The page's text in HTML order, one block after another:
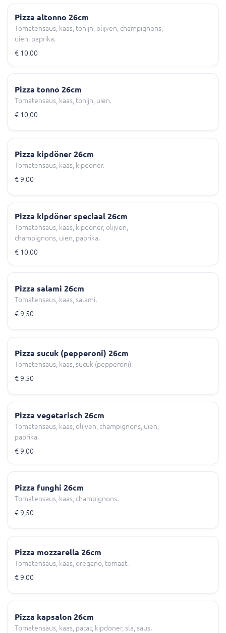
Pizza altonno 26cm
Tomatensaus, kaas, tonijn, olijven, champignons,
uien, paprika.
€ 10,00
Pizza tonno 26cm
Tomatensaus, kaas, tonijn, uien.
€ 10,00
Pizza kipdöner 26cm
Tomatensaus, kaas, kipdoner.
€ 9,00
Pizza kipdöner speciaal 26cm
Tomatensaus, kaas, kipdoner, olijven,
champignons, uien, paprika.
€ 10,00
Pizza salami 26cm
Tomatensaus, kaas, salami.
€ 9,50
Pizza sucuk (pepperoni) 26cm
Tomatensaus, kaas, sucuk (pepperoni).
€ 9,50
Pizza vegetarisch 26cm
Tomatensaus, kaas, olijven, champignons, uien,
paprika.
€ 9,00
Pizza funghi 26cm
Tomatensaus, kaas, champignons.
€ 9,50
Pizza mozzarella 26cm
Tomatensaus, kaas, oregano, tomaat.
€ 9,00
Pizza kapsalon 26cm
Tomatensaus, kaas, patat, kipdoner, sla, saus.